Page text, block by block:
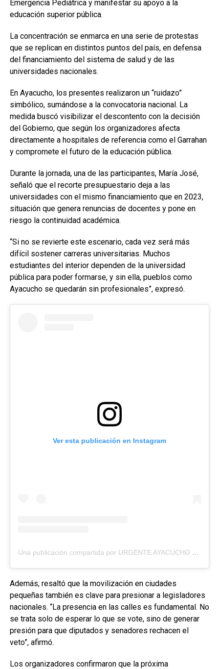
Emergencia Pediátrica y manifestar su apoyo a la
educación superior pública.
La concentración se enmarca en una serie de protestas
que se replican en distintos puntos del país, en defensa
del financiamiento del sistema de salud y de las
universidades nacionales.
En Ayacucho, los presentes realizaron un “ruidazo”
simbólico, sumándose a la convocatoria nacional. La
medida buscó visibilizar el descontento con la decisión
del Gobierno, que según los organizadores afecta
directamente a hospitales de referencia como el Garrahan
y compromete el futuro de la educación pública.
Durante la jornada, una de las participantes, María José,
señaló que el recorte presupuestario deja a las
universidades con el mismo financiamiento que en 2023,
situación que genera renuncias de docentes y pone en
riesgo la continuidad académica.
“Si no se revierte este escenario, cada vez será más
difícil sostener carreras universitarias. Muchos
estudiantes del interior dependen de la universidad
pública para poder formarse, y sin ella, pueblos como
Ayacucho se quedarán sin profesionales”, expresó.
Ver esta publicación en Instagram
Una publicación compartida por URGENTE AYACUCHO (@urgenteayacucho)
Además, resaltó que la movilización en ciudades
pequeñas también es clave para presionar a legisladores
nacionales. “La presencia en las calles es fundamental. No
se trata solo de esperar lo que se vote, sino de generar
presión para que diputados y senadores rechacen el
veto”, afirmó.
Los organizadores confirmaron que la próxima